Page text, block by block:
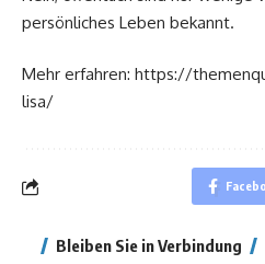
persönliches Leben bekannt.
Mehr erfahren: https://
lisa/
Bleiben Sie in Verbindung